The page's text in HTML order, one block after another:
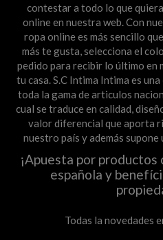
contestar a todo lo que
online en nuestra web. Con
ropa online es más sencillo
más te gusta, selecciona el
pedido para recibir lo último en
tu casa. S.C Intima Intima es
toda la gama de articulos
cual se traduce en calidad,
valor diferencial que aporta
nuestro país y además
¡Apuesta por
española y
Todas la novedades